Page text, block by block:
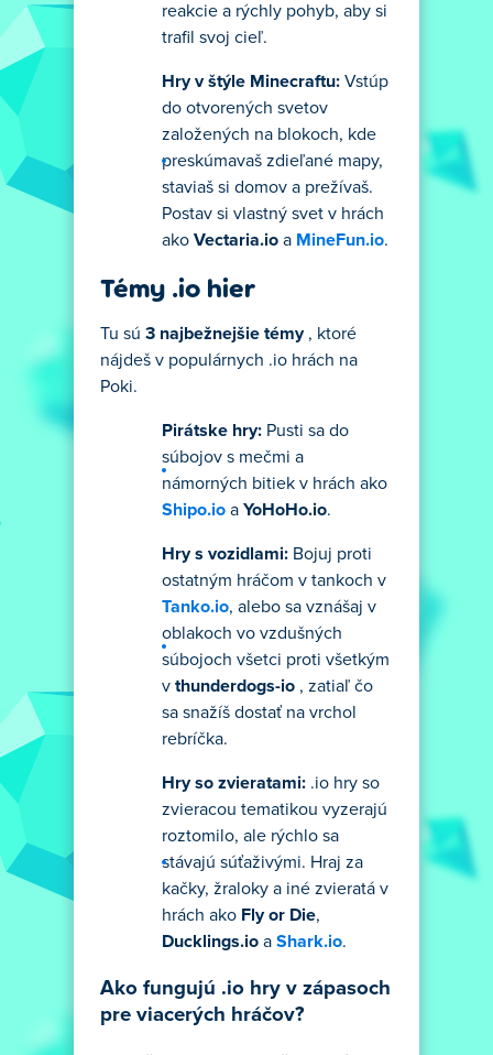
reakcie a rýchly pohyb, aby si
trafil svoj cieľ.
Hry v štýle Minecraftu: Vstúp
do otvorených svetov
založených na blokoch, kde
preskúmavaš zdieľané mapy,
staviaš si domov a prežívaš.
Postav si vlastný svet v hrách
ako Vectaria.io a MineFun.io.
Témy .io hier
Tu sú 3 najbežnejšie témy, ktoré
nájdeš v populárnych .io hrách na
Poki.
Pirátske hry: Pusti sa do
súbojov s mečmi a
námorných bitiek v hrách ako
Shipo.io a YoHoHo.io.
Hry s vozidlami: Bojuj proti
ostatným hráčom v tankoch v
Tanko.io, alebo sa vznášaj v
oblakoch vo vzdušných
súbojoch všetci proti všetkým
v thunderdogs-io , zatiaľ čo
sa snažíš dostať na vrchol
rebríčka.
Hry so zvieratami: .io hry so
zvieracou tematikou vyzerajú
roztomilo, ale rýchlo sa
stávajú súťaživými. Hraj za
kačky, žraloky a iné zvieratá v
hrách ako Fly or Die,
Ducklings.io a Shark.io.
Ako fungujú .io hry v zápasoch
pre viacerých hráčov?